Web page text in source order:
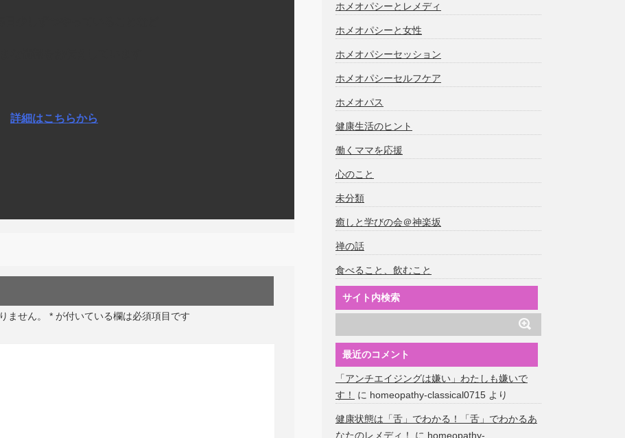
詳細はこちらから
ません。 * が付いている欄は必須項目です
ホメオパシーとレメディ
ホメオパシーと女性
ホメオパシーセッション
ホメオパシーセルフケア
ホメオパス
健康生活のヒント
働くママを応援
心のこと
未分類
癒しと学びの会＠神楽坂
禅の話
食べること、飲むこと
サイト内検索
最近のコメント
「アンチエイジングは嫌い」わたしも嫌いで
す！
に homeopathy-classical0715 より
健康状態は「舌」でわかる！「舌」でわかるあ
なたのレメディ！
に homeopathy-